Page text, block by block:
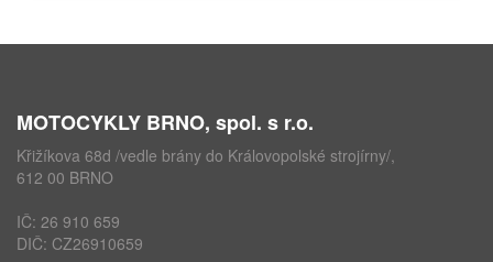
MOTOCYKLY BRNO, spol. s r.o.
Křižíkova 68d /vedle brány do Královopolské strojírny/,
612 00 BRNO
IČ: 26 910 659
DIČ: CZ26910659